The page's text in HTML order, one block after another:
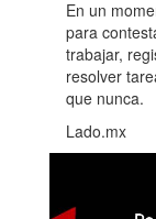
En un
para
trabajar,
resolver
que nunca.
Lado.mx